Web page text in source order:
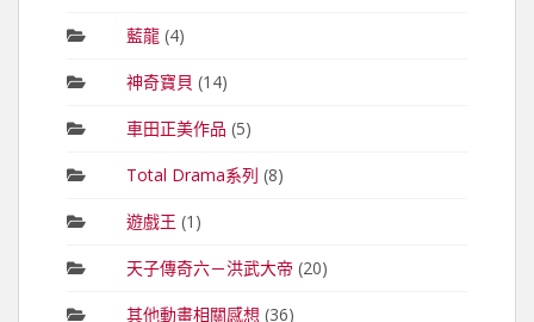
藍龍(4)
神奇寶貝 (14)
車田正美作品 (5)
Total Drama系列 (8)
遊戲王 (1)
天子傳奇六－洪武大帝 (20)
其他動畫相關感想 (36)